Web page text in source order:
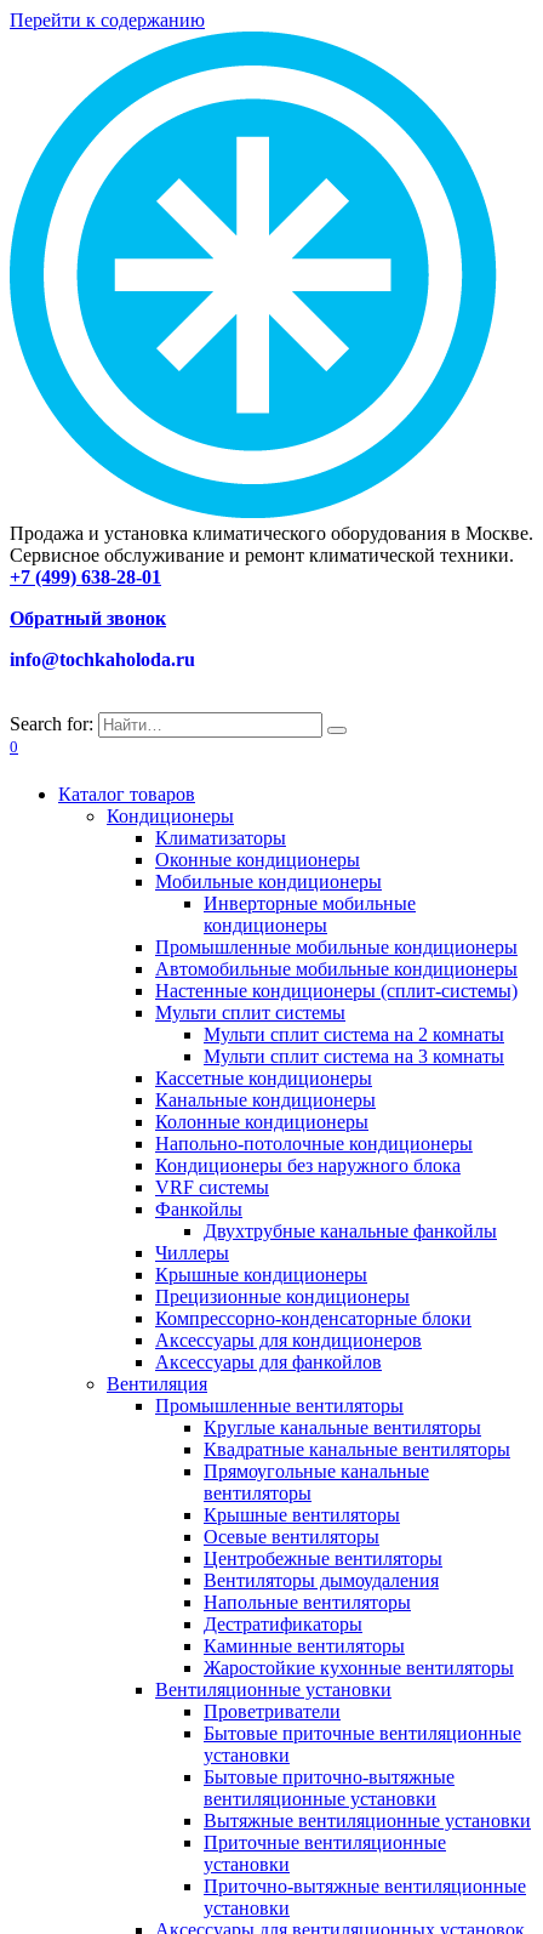
Перейти к содержанию
Продажа и установка климатического оборудования в Москве.
Сервисное обслуживание и ремонт климатической техники.
+7 (499) 638-28-01
Обратный звонок
info@tochkaholoda.ru
Search for:
0
Каталог товаров
Кондиционеры
Климатизаторы
Оконные кондиционеры
Мобильные кондиционеры
Инверторные мобильные
кондиционеры
Промышленные мобильные кондиционеры
Автомобильные мобильные кондиционеры
Настенные кондиционеры (сплит-системы)
Мульти сплит системы
Мульти сплит система на 2 комнаты
Мульти сплит система на 3 комнаты
Кассетные кондиционеры
Канальные кондиционеры
Колонные кондиционеры
Напольно-потолочные кондиционеры
Кондиционеры без наружного блока
VRF системы
Фанкойлы
Двухтрубные канальные фанкойлы
Чиллеры
Крышные кондиционеры
Прецизионные кондиционеры
Компрессорно-конденсаторные блоки
Аксессуары для кондиционеров
Аксессуары для фанкойлов
Вентиляция
Промышленные вентиляторы
Круглые канальные вентиляторы
Квадратные канальные вентиляторы
Прямоугольные канальные
вентиляторы
Крышные вентиляторы
Осевые вентиляторы
Центробежные вентиляторы
Вентиляторы дымоудаления
Напольные вентиляторы
Дестратификаторы
Каминные вентиляторы
Жаростойкие кухонные вентиляторы
Вентиляционные установки
Проветриватели
Бытовые приточные вентиляционные
установки
Бытовые приточно-вытяжные
вентиляционные установки
Вытяжные вентиляционные установки
Приточные вентиляционные
установки
Приточно-вытяжные вентиляционные
установки